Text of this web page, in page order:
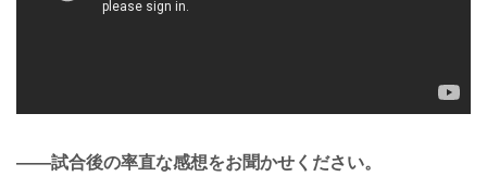
——試合後の率直な感想をお聞かせください。